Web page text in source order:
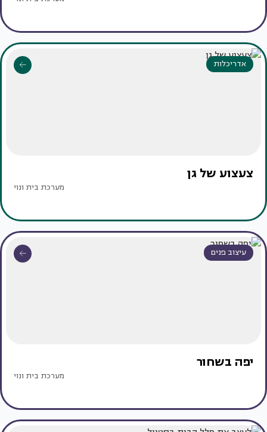
אדריכלות
צעצוע של גן
מערכת בית ונוי
עיצוב פנים
יפה בשחור
מערכת בית ונוי